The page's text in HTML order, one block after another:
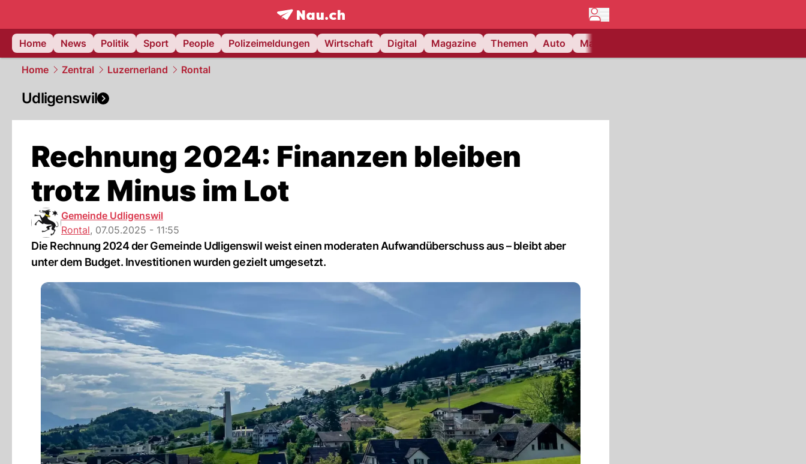
frontpage.NAU.ch
Home
News Politik Sport People Polizeimeldungen Wirtschaft Digital Magazine Themen Auto Matchcenter
Home Zentral Luzernerland Rontal
Udligenswil
Rechnung 2024: Finanzen bleiben
trotz Minus im Lot
Gemeinde Udligenswil
Rontal, 07.05.2025 - 11:55
Die Rechnung 2024 der Gemeinde Udligenswil weist einen moderaten Aufwandüberschuss aus – bleibt aber
unter dem Budget. Investitionen wurden gezielt umgesetzt.